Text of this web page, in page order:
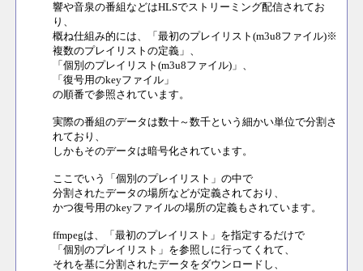
響や音泉の番組などはHLSでストリーミング配信されてお
り、
概ね仕組み的には、「最初のプレイリスト(m3u8ファイル)※
複数のプレイリストの定義」、
「個別のプレイリスト(m3u8ファイル)」、
「復号用のkeyファイル」
の順番で参照されています。
実際の番組のデータは数十～数千という細かい単位で分割さ
れており、
しかもそのデータは暗号化されています。
ここでいう「個別のプレイリスト」の中で
分割されたデータの場所などが定義されており、
かつ復号用のkeyファイルの場所の定義もされています。
ffmpegは、「最初のプレイリスト」を指定するだけで
「個別のプレイリスト」を参照しに行ってくれて、
それを基に分割されたデータをダウンロードし、